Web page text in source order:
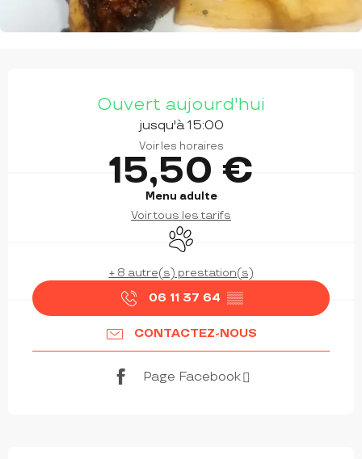
Ouvert aujourd'hui
jusqu'à 15:00
Voir les horaires
15,50 €
Menu adulte
Voir tous les tarifs
Animaux acceptés
+ 8 autre(s) prestation(s)
06 11 37 64 ▒▒
CONTACTEZ-NOUS
Page Facebook